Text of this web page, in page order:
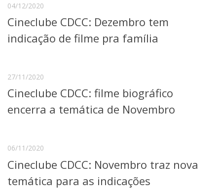
04/12/2020
Cineclube CDCC: Dezembro tem
indicação de filme pra família
27/11/2020
Cineclube CDCC: filme biográfico
encerra a temática de Novembro
06/11/2020
Cineclube CDCC: Novembro traz nova
temática para as indicações